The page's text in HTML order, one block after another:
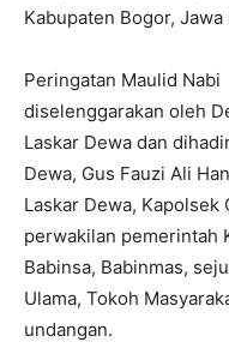
Kabupaten Bogor,
Peringatan Maulid Nabi
diselenggarakan oleh
Laskar Dewa dan
Dewa, Gus Fauzi Ali
Laskar Dewa,
perwakilan pemerintah
Babinsa, Babinmas,
Ulama, Tokoh
undangan.